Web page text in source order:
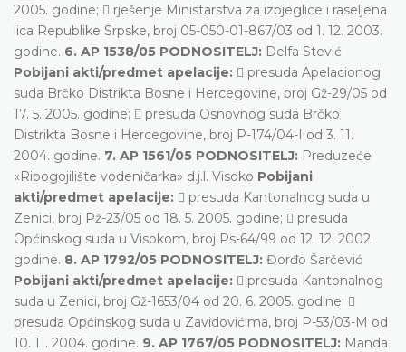
2005. godine;  rješenje Ministarstva za izbjeglice i raseljena
lica Republike Srpske, broj 05-050-01-867/03 od 1. 12. 2003.
godine. 6. AP 1538/05 PODNOSITELJ: Delfa Stević
Pobijani akti/predmet apelacije:  presuda Apelacionog
suda Brčko Distrikta Bosne i Hercegovine, broj Gž-29/05 od
17. 5. 2005. godine;  presuda Osnovnog suda Brčko
Distrikta Bosne i Hercegovine, broj P-174/04-I od 3. 11.
2004. godine. 7. AP 1561/05 PODNOSITELJ: Preduzeće
«Ribogojilište vodeničarka» d.j.l. Visoko Pobijani
akti/predmet apelacije:  presuda Kantonalnog suda u
Zenici, broj Pž-23/05 od 18. 5. 2005. godine;  presuda
Općinskog suda u Visokom, broj Ps-64/99 od 12. 12. 2002.
godine. 8. AP 1792/05 PODNOSITELJ: Đorđo Šarčević
Pobijani akti/predmet apelacije:  presuda Kantonalnog
suda u Zenici, broj Gž-1653/04 od 20. 6. 2005. godine; 
presuda Općinskog suda u Zavidovićima, broj P-53/03-M od
10. 11. 2004. godine. 9. AP 1767/05 PODNOSITELJ: Manda